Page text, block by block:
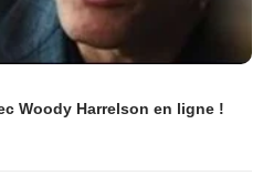
Woody Harrelson en ligne !